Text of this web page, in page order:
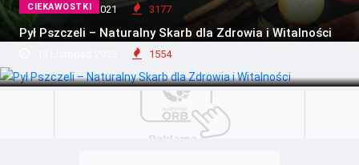
21 Kwiecień 2021 3177
CIEKAWOSTKI
Pył Pszczeli – Naturalny Skarb dla Zdrowia i Witalności
1554